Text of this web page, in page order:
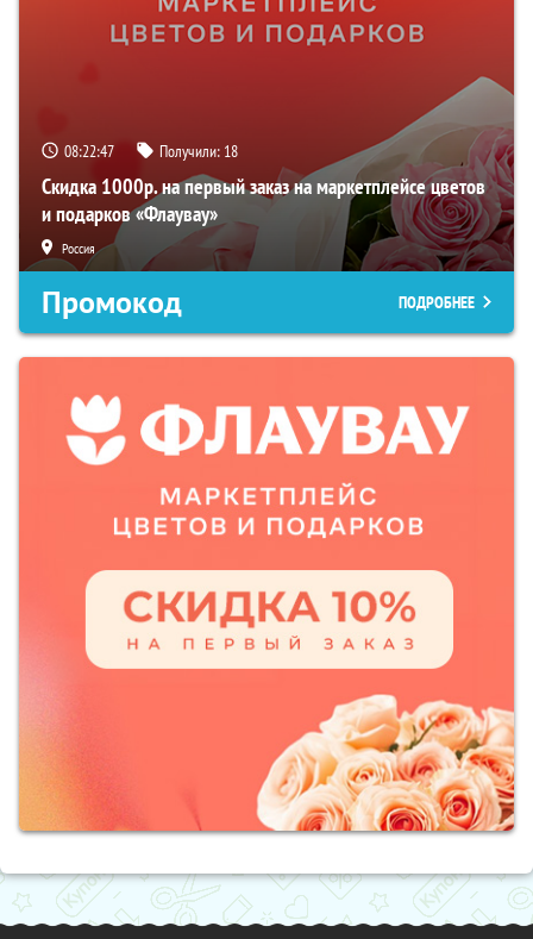
08:22:46 Получили: 18
Скидка 1000р. на первый заказ на маркетплейсе цветов
и подарков «Флаувау»
Россия
Промокод ПОДРОБНЕЕ